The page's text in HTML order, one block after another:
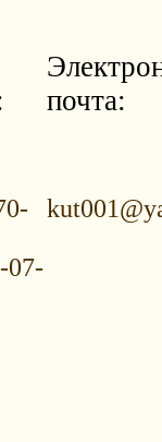
07-
почта: